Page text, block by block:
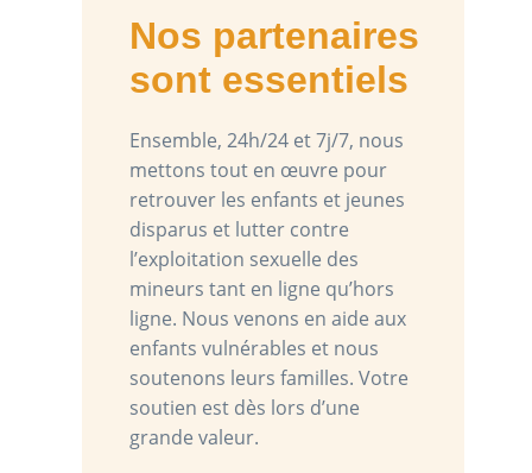
Nos partenaires
sont essentiels
Ensemble, 24h/24 et 7j/7, nous
mettons tout en œuvre pour
retrouver les enfants et jeunes
disparus et lutter contre
l’exploitation sexuelle des
mineurs tant en ligne qu’hors
ligne. Nous venons en aide aux
enfants vulnérables et nous
soutenons leurs familles. Votre
soutien est dès lors d’une
grande valeur.